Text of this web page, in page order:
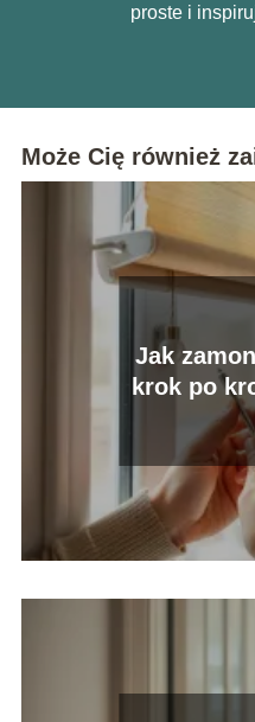
proste i
Może Cię również
Jak
krok po